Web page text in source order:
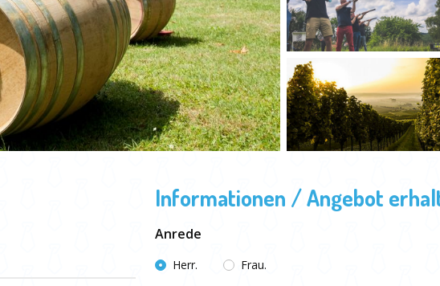
Informationen / Angebot
Anrede
Herr. Frau.